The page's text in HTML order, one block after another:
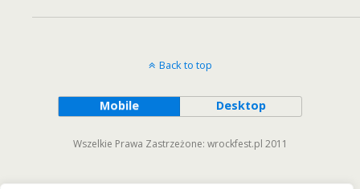
Back to top
Mobile Desktop
Wszelkie Prawa Zastrzeżone: wrockfest.pl 2011